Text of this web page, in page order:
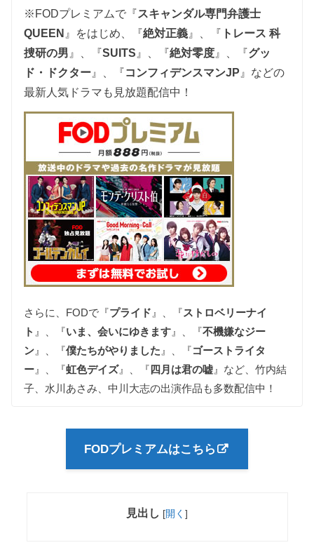
※FODプレミアムで『スキャンダル専門弁護士
QUEEN 』をはじめ、『絶対正義 』、 『 トレース 科
捜研の男 』、『SUITS 』、『絶対零度 』、『グッ
ド・ドクター 』、『コンフィデンスマンJP 』などの
最新人気ドラマも見放題配信中 ！
さらに、FODで『プライド 』、『ストロベリーナイ
ト 』、『いま、会いにゆきます 』、『不機嫌なジー
ン 』、『僕たちがやりました 』、『ゴーストライタ
ー 』、『虹色デイズ』、『四月は君の嘘 』など、竹内結
子、水川あさみ、中川大志の出演作品も多数配信中！
FODプレミアムはこちら
見出し [開く ]